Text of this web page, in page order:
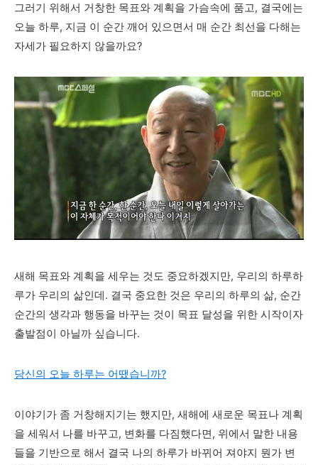
그러기 위해서 거창한 목표와 계획을 가슴속에 품고, 결국에는
오늘 하루, 지금 이 순간 깨어 있으면서 매 순간 최선을 다해는
자세가 필요하지 않을까요?
새해 목표와 계획을 세우는 것도 중요하겠지만, 우리의 하루하
루가 우리의 삶인데. 결국 중요한 것은 우리의 하루의 삶, 순간
순간의 생각과 행동을 바꾸는 것이 목표 달성을 위한 시작이자
출발점이 아닐까 싶습니다.
당신의 오늘 하루는 어땠습니까?
이야기가 좀 거창해지기는 했지만, 새해에 새로운 목표나 계획
을 세워서 나를 바꾸고, 변화를 다짐했다면, 위에서 말한 내용
들을 기반으로 해서 결국 나의 하루가 바뀌어 져야지 뭔가 변